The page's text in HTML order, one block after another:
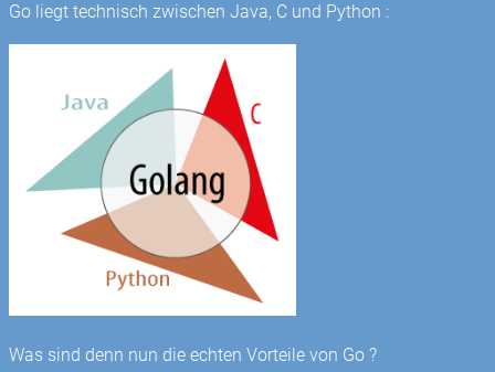
Go liegt technisch zwischen Java, C und Python :
Was sind denn nun die echten Vorteile von Go ?